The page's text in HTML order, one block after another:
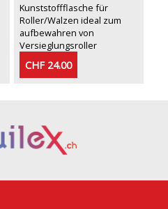
Kunststoffflasche für
Roller/Walzen ideal zum
aufbewahren von
Versieglungsroller
CHF 24.00